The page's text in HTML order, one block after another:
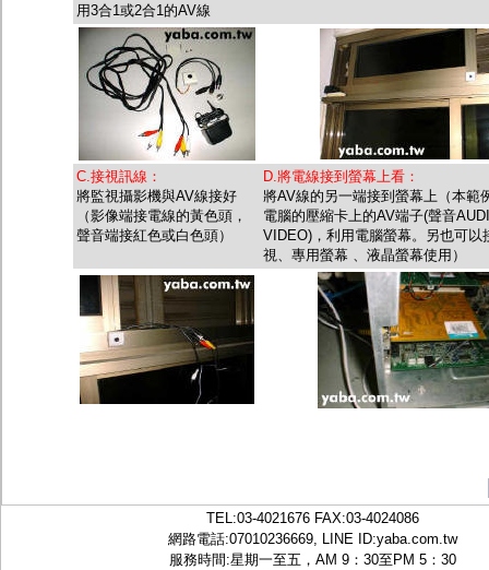
用3合1或2合1的AV線
C.接視訊線：
將監視攝影機與AV線接好
（影像端接電線的黃色頭，
聲音端接紅色或白色頭）
D.將電線接到螢幕上看：
將AV線的另一端接到螢幕上（本範
電腦的壓縮卡上的AV端子(聲音
VIDEO)，利用電腦螢幕。另也可以
視、專用螢幕 、液晶螢幕使用）
TEL:03-4021676 FAX:03-4024086
網路電話:07010236669, LINE ID:yaba.com.tw
服務時間:星期一至五，AM 9：30至PM 5：30